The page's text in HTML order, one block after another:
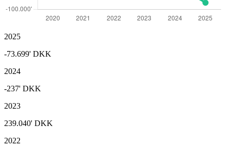
2025
-73.699' DKK
2024
-237' DKK
2023
239.040' DKK
2022